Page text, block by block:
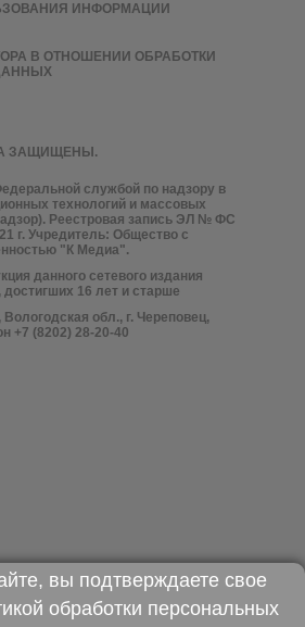
ЗАЩИЩЕНЫ.
службой по надзору в
технологий и массовых
Реестровая запись ЭЛ № ФС
г. Учредитель: Общество с
"К Медиа".
данного сетевого издания
16 лет и старше
обл., г. Череповец,
+7 (8202) 28-20-40
ИНФОРМАЦИИ
В ОТНОШЕНИИ ОБРАБОТКИ
вы подтверждаете свое
обработки персональных